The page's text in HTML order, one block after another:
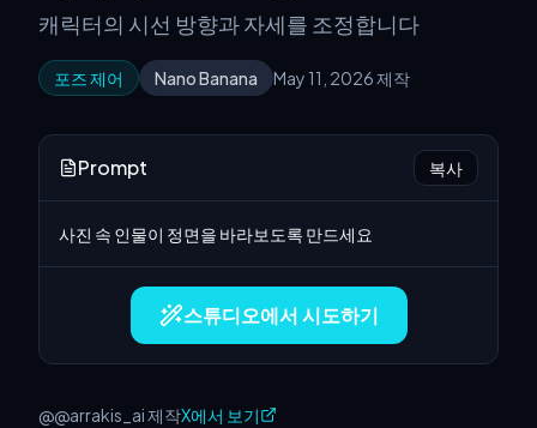
캐릭터의 시선 방향과 자세를 조정합니다
포즈 제어 Nano Banana May 11, 2026 제작
Prompt 복사
사진 속 인물이 정면을 바라보도록 만드세요
스튜디오에서 시도하기
@@arrakis_ai 제작X에서 보기